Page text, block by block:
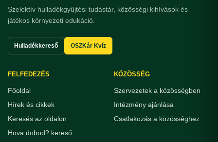
Szelektív hulladékgyűjtési tudástár, közösségi kihívások és
játékos környezeti edukáció.
Hulladékkereső OSZKár Kvíz
FELFEDEZÉS
Főoldal
Hírek és cikkek
Keresés az oldalon
Hova dobod? kereső
KÖZÖSSÉG
Szervezetek a közösségben
Intézmény ajánlása
Csatlakozás a közösséghez